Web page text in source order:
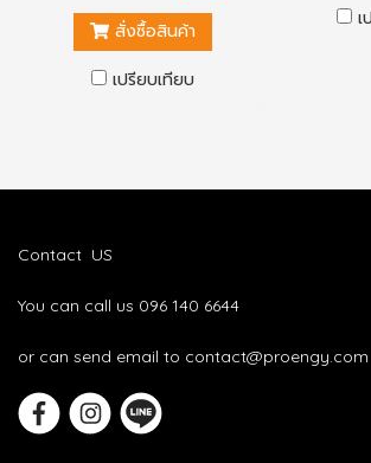
สั่งซื้อสินค้า
เปรียบเทียบ
เ
Contact US
You can call us 096 140 6644
or can send email to contact@proengy.com